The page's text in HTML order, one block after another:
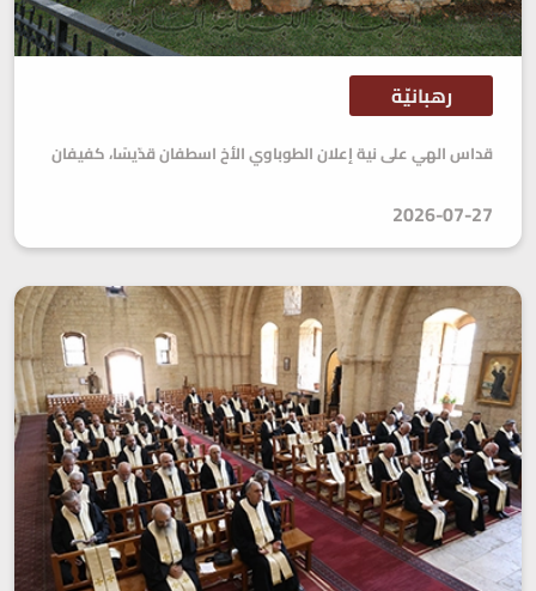
رهبانيّة
قداس الهي على نية إعلان الطوباوي الأخ اسطفان قدّيسًا، كفيفان
2026-07-27